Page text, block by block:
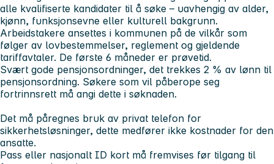
alle kvalifiserte kandidater til å søke – uavhengig av alder,
kjønn, funksjonsevne eller kulturell bakgrunn.
Arbeidstakere ansettes i kommunen på de vilkår som
følger av lovbestemmelser, reglement og gjeldende
tariffavtaler. De første 6 måneder er prøvetid.
Svært gode pensjonsordninger, det trekkes 2 % av lønn til
pensjonsordning. Søkere som vil påberope seg
fortrinnsrett må angi dette i søknaden.
Det må påregnes bruk av privat telefon for
sikkerhetsløsninger, dette medfører ikke kostnader for den
ansatte.
Pass eller nasjonalt ID kort må fremvises før tilgang til